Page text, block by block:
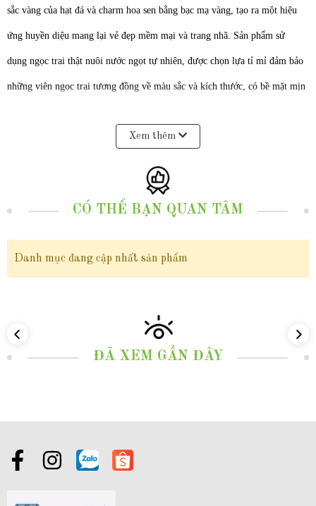
sắc vàng của hạt đá và charm hoa sen bằng bạc mạ vàng, tạo ra một hiệu
ứng huyền diệu mang lại vẻ đẹp mềm mại và trang nhã. Sản phẩm sử
dụng ngọc trai thật nuôi nước ngọt tự nhiên, được chọn lựa tỉ mỉ đảm bảo
những viên ngọc trai tương đồng về màu sắc và kích thước, có bề mặt mịn
mạ vàng 3 lớp phủ nano làm tăng thêm giá trị, độ bền, vẻ sang trọng và
Vòng tay ngọc trai mix charm hoa sen bạc mạ vàng - mẫu mới đẹp
giác tinh tế, duyên dáng và nữ tính, có thể dễ dàng phối hợp với nhiều mẫu
trang phục khác nhau như trang phục trang phục hàng ngày, công sở
rũ và sang trọng làm tôn lên vẻ đẹp tự nhiên và quý phái giúp phụ nữ tự
tin thể hiện vẻ đẹp của mình. Sản phẩm không chỉ là sự đầu tư thông minh
--------------------------------------
Xem thêm
CÓ THỂ BẠN QUAN TÂM
Danh mục đang cập nhất sản phẩm
ĐÃ XEM GẦN ĐÂY